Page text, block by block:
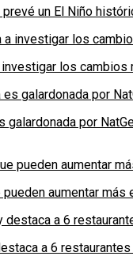
un El Niño
los
galardonada por
aumentar más
a 6